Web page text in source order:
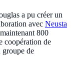
a pu créer un
avec Neusta
800
coopération de
groupe de